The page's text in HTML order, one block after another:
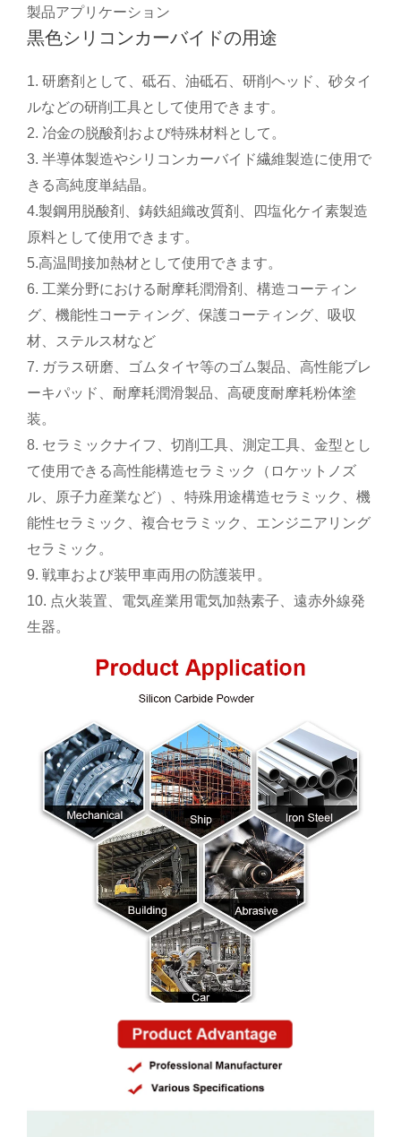
製品アプリケーション
黒色シリコンカーバイドの用途
1. 研磨剤として、砥石、油砥石、研削ヘッド、砂タイ
ルなどの研削工具として使用できます。
2. 冶金の脱酸剤および特殊材料として。
3. 半導体製造やシリコンカーバイド繊維製造に使用で
きる高純度単結晶。
4.製鋼用脱酸剤、鋳鉄組織改質剤、四塩化ケイ素製造
原料として使用できます。
5.高温間接加熱材として使用できます。
6. 工業分野における耐摩耗潤滑剤、構造コーティン
グ、機能性コーティング、保護コーティング、吸収
材、ステルス材など
7. ガラス研磨、ゴムタイヤ等のゴム製品、高性能ブレ
ーキパッド、耐摩耗潤滑製品、高硬度耐摩耗粉体塗
装。
8. セラミックナイフ、切削工具、測定工具、金型とし
て使用できる高性能構造セラミック（ロケットノズ
ル、原子力産業など）、特殊用途構造セラミック、機
能性セラミック、複合セラミック、エンジニアリング
セラミック。
9. 戦車および装甲車両用の防護装甲。
10. 点火装置、電気産業用電気加熱素子、遠赤外線発
生器。